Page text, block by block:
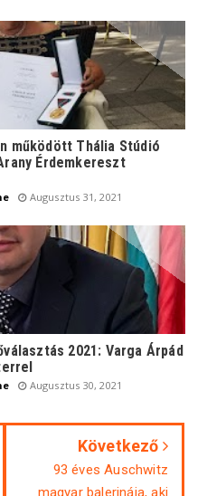
működött Thália Stúdió
Érdemkereszt
Augusztus 31, 2021
2021: Varga Árpád
Augusztus 30, 2021
Következő
93 éves Auschwitz
magyar balerinája, aki